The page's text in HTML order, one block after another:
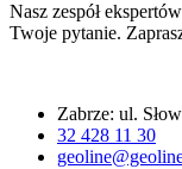
Nasz zespół
Twoje pytanie.
Zabrze: ul.
32 428 11 30